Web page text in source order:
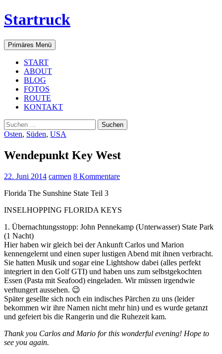
Startruck
Suchen
Primäres Menü Zum
Inhalt
START
ABOUT
BLOG
FOTOS
ROUTE
KONTAKT
Suchen
nach:
Osten, Süden, USA
Wendepunkt Key West
22. Juni 2014 carmen 8 Kommentare
Florida The Sunshine State Teil 3
INSELHOPPING FLORIDA KEYS
1. Übernachtungsstopp: John Pennekamp (Unterwasser) State Park
(1 Nacht)
Hier haben wir gleich bei der Ankunft Carlos und Marion
kennengelernt und einen super lustigen Abend mit ihnen verbracht.
Sie hatten Musik und sogar eine Lightshow dabei (alles perfekt
integriert in den Golf GTI) und haben uns zum selbstgekochten
Essen (Pasta mit Seafood) eingeladen. Wir müssen irgendwie
verhungert aussehen. 😉
Später gesellte sich noch ein indisches Pärchen zu uns (leider
bekommen wir ihre Namen nicht mehr hin) und es wurde getanzt
und gefeiert bis die Rangerin und die Ruhezeit kam.
Thank you Carlos and Mario for this wonderful evening! Hope to
see you again.